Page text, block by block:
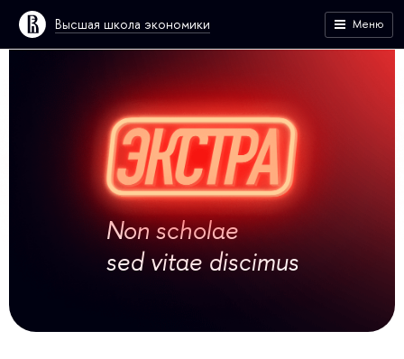
Высшая школа экономики Меню
Non scholae
sed vitae discimus